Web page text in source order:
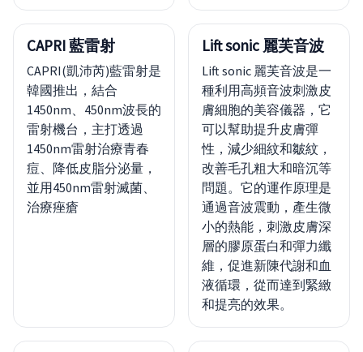
CAPRI 藍雷射
CAPRI(凱沛芮)藍雷射是
韓國推出，結合
1450nm、450nm波長的
雷射機台，主打透過
1450nm雷射治療青春
痘、降低皮脂分泌量，
並用450nm雷射滅菌、
治療痤瘡
Lift sonic 麗芙音波
Lift sonic 麗芙音波是一
種利用高頻音波刺激皮
膚細胞的美容儀器，它
可以幫助提升皮膚彈
性，減少細紋和皺紋，
改善毛孔粗大和暗沉等
問題。它的運作原理是
通過音波震動，產生微
小的熱能，刺激皮膚深
層的膠原蛋白和彈力纖
維，促進新陳代謝和血
液循環，從而達到緊緻
和提亮的效果。